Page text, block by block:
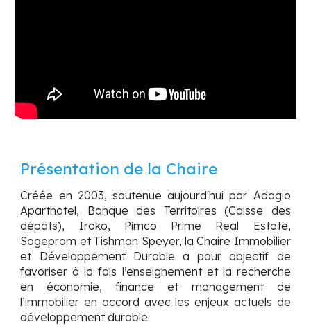
Présentation de la Chaire
Créée en 2003, soutenue aujourd'hui par Adagio
Aparthotel, Banque des Territoires (Caisse des
dépôts), Iroko, Pimco Prime Real Estate,
Sogeprom et Tishman Speyer, la Chaire Immobilier
et Développement Durable a pour objectif de
favoriser à la fois l’enseignement et la recherche
en économie, finance et management de
l’immobilier en accord avec les enjeux actuels de
développement durable.